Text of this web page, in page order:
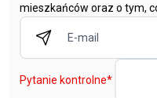
mieszkańców oraz o tym,
Pytanie kontrolne*